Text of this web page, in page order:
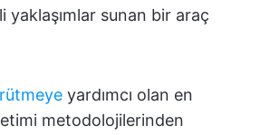
yaklaşımlar sunan bir araç
yardımcı olan en
metodolojilerinden